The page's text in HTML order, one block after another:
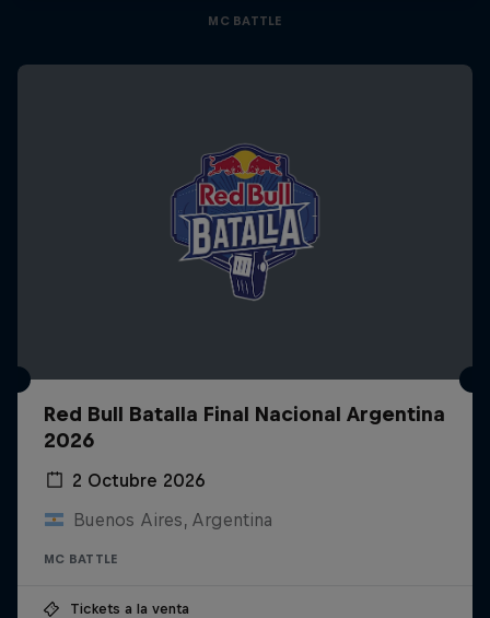
MC BATTLE
Red Bull Batalla Final Nacional Argentina
2026
2 Octubre 2026
Buenos Aires, Argentina
MC BATTLE
Tickets a la venta